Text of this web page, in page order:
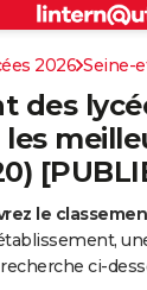
ville
S'inscrire
2026 Seine-
des
le
ci-